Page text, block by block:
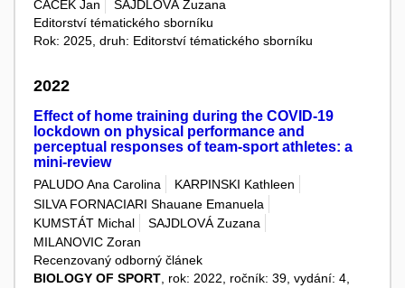
CACEK Jan
SAJDLOVÁ Zuzana
Editorství tématického sborníku
Rok: 2025, druh: Editorství tématického sborníku
2022
Effect of home training during the COVID-19
lockdown on physical performance and
perceptual responses of team-sport athletes: a
mini-review
PALUDO Ana Carolina
KARPINSKI Kathleen
SILVA FORNACIARI Shauane Emanuela
KUMSTÁT Michal
SAJDLOVÁ Zuzana
MILANOVIC Zoran
Recenzovaný odborný článek
BIOLOGY OF SPORT, rok: 2022, ročník: 39, vydání: 4,